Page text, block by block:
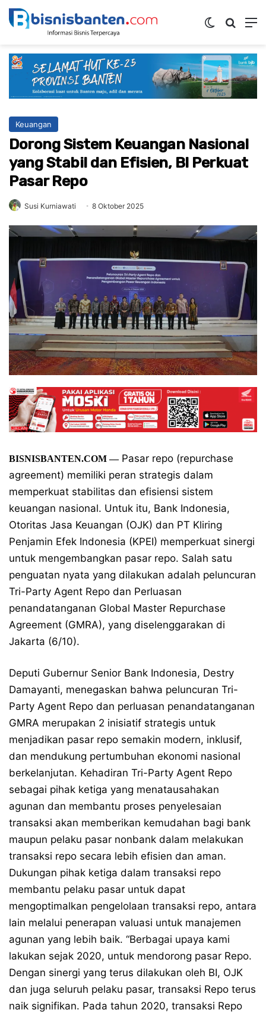
Switch skin
Keuangan
Dorong Sistem Keuangan Nasional
yang Stabil dan Efisien, BI Perkuat
Pasar Repo
Susi Kurniawati 8 Oktober 2025
BISNISBANTEN.COM —Pasar repo (repurchase
agreement) memiliki peran strategis dalam
memperkuat stabilitas dan efisiensi sistem
keuangan nasional. Untuk itu, Bank Indonesia,
Otoritas Jasa Keuangan (OJK) dan PT Kliring
Penjamin Efek Indonesia (KPEI) memperkuat sinergi
untuk mengembangkan pasar repo. Salah satu
penguatan nyata yang dilakukan adalah peluncuran
Tri-Party Agent Repo dan Perluasan
penandatanganan ​Global Master Repurchase
Agreement (GMRA), yang diselenggarakan di
Jakarta (6/10).
Deputi Gubernur Senior Bank Indonesia, Destry
Damayanti, menegaskan bahwa peluncuran Tri-
Party Agent Repo dan perluasan penandatanganan
GMRA merupakan 2 inisiatif strategis untuk
menjadikan pasar repo semakin modern, inklusif,
dan mendukung pertumbuhan ekonomi nasional
berkelanjutan. Kehadiran Tri-Party Agent Repo
sebagai pihak ketiga yang menatausahakan
agunan dan membantu proses penyelesaian
transaksi akan memberikan kemudahan bagi bank
maupun pelaku pasar nonbank dalam melakukan
transaksi repo secara lebih efisien dan aman.
Dukungan pihak ketiga dalam transaksi repo
membantu pelaku pasar untuk dapat
mengoptimalkan pengelolaan transaksi repo, antara
lain melalui penerapan valuasi untuk manajemen
agunan yang lebih baik. “Berbagai upaya kami
lakukan sejak 2020, untuk mendorong pasar Repo.
Dengan sinergi yang terus dilakukan oleh BI, OJK
dan juga seluruh pelaku pasar, transaksi Repo terus
naik signifikan. Pada tahun 2020, transaksi Repo